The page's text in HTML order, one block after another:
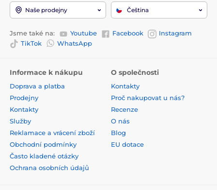
Naše prodejny Čeština
Jsme také na: Youtube Facebook
Instagram
TikTok
WhatsApp
Informace k nákupu
Doprava a platba
Prodejny
Kontakty
Služby
Reklamace a vrácení zboží
Obchodní podmínky
Často kladené otázky
Ochrana osobních údajů
O společnosti
Kontakty
Proč nakupovat u nás?
Recenze
O nás
Blog
EU dotace